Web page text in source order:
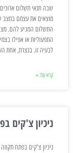
שבה תנאי תשלום ארוכים
מוצאים את עצמם במצב
התשלום המגיע להם.
התפעוליות או אפילו
לבעיה זו. בנצרת, אחת
קרא עוד »
ניכיון צ'קים
ניכיון צ'קים בפתח